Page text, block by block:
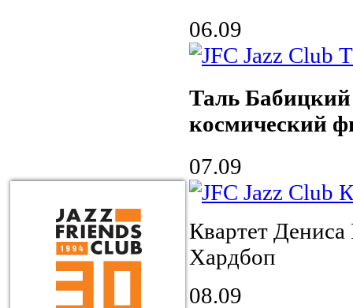
06.09
Таль
космический
07.09
Квартет
Хардбоп
08.09